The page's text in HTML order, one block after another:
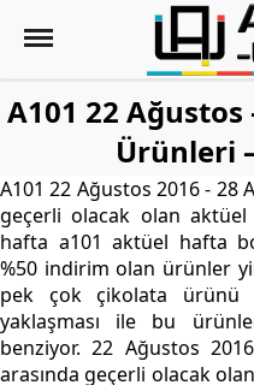
A101 22
Ürünleri
A101 22 Ağustos 2016 - 28
geçerli olacak olan aktüel
hafta a101 aktüel hafta
%50 indirim olan ürünler
pek çok çikolata ürünü
yaklaşması ile bu
benziyor. 22 Ağustos
arasında geçerli olacak